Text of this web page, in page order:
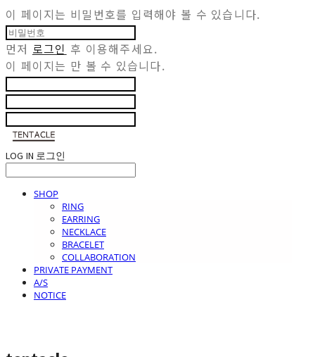
이 페이지는 비밀번호를 입력해야 볼 수 있습니다.
먼저 로그인 후 이용해주세요.
이 페이지는 만 볼 수 있습니다.
LOG IN 로그인
SHOP
RING
EARRING
NECKLACE
BRACELET
COLLABORATION
PRIVATE PAYMENT
A/S
NOTICE